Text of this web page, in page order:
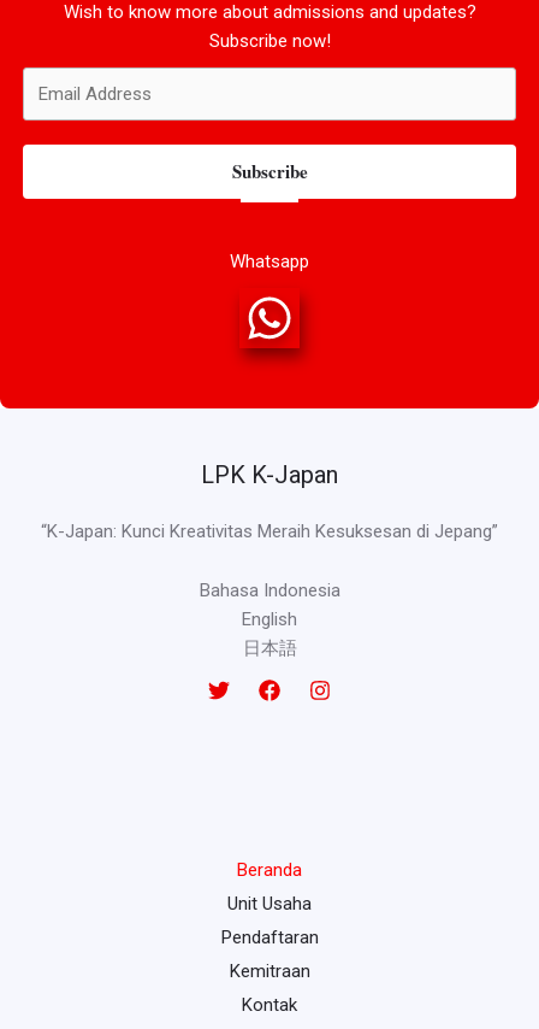
Wish to know more about admissions and updates?
Subscribe now!
Subscribe
Whatsapp
LPK K-Japan
“K-Japan: Kunci Kreativitas Meraih Kesuksesan di Jepang”
Bahasa Indonesia
English
日本語
Beranda
Unit Usaha
Pendaftaran
Kemitraan
Kontak